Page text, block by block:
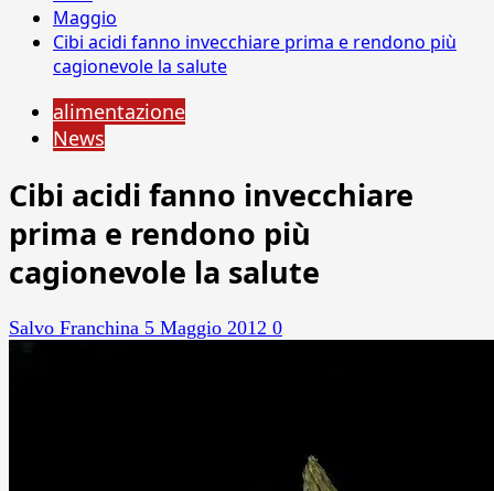
Maggio
Cibi acidi fanno invecchiare prima e rendono più
cagionevole la salute
alimentazione
News
Cibi acidi fanno invecchiare
prima e rendono più
cagionevole la salute
Salvo Franchina 5 Maggio 2012 0